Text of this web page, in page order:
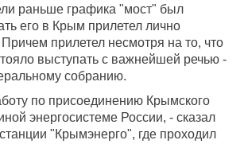
раньше графика "мост" был
его в Крым прилетел лично
прилетел несмотря на то, что
выступать с важнейшей речью -
собранию.
по присоединению Крымского
энергосистеме России, - сказал
"Крымэнерго", где проходил